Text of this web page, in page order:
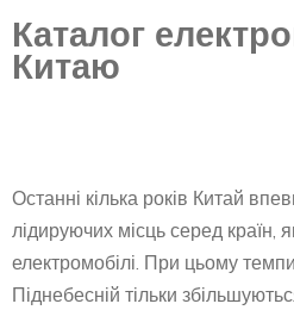
Каталог
Китаю
Останні кілька років Китай
лідируючих місць серед країн,
електромобілі. При цьому темпи
Піднебесній тільки